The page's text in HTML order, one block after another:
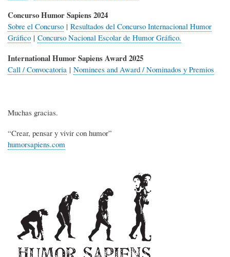
Concurso Humor Sapiens 2024
Sobre el Concurso | Resultados del Concurso Internacional Humor
Gráfico | Concurso Nacional Escolar de Humor Gráfico.
International Humor Sapiens Award 2025
Call / Convocatoria | Nominees and Award / Nominados y Premios
Muchas gracias.
“Crear, pensar y vivir con humor”
humorsapiens.com